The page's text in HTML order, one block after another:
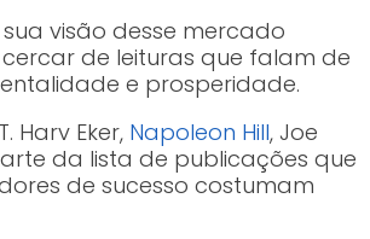
visão desse mercado
de leituras que falam de
e prosperidade.
Harv Eker, Napoleon Hill, Joe
da lista de publicações que
de sucesso costumam